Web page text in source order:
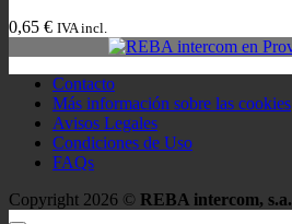
0,65 € IVA incl.
Contacto
Más información sobre las cookies
Avisos Legales
Condiciones de Uso
FAQs
Copyright 2026 © REBA intercom, s.a.